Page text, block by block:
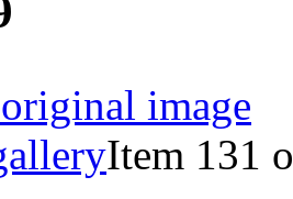
image
Item 131